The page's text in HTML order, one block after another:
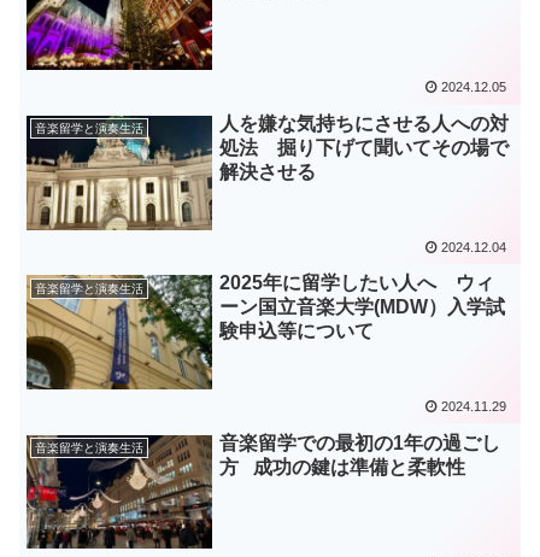
2024.12.05
音楽留学と演奏生活
人を嫌な気持ちにさせる人への対
処法 掘り下げて聞いてその場で
解決させる
2024.12.04
音楽留学と演奏生活
2025年に留学したい人へ ウィ
ーン国立音楽大学(MDW）入学試
験申込等について
2024.11.29
音楽留学と演奏生活
音楽留学での最初の1年の過ごし
方 成功の鍵は準備と柔軟性